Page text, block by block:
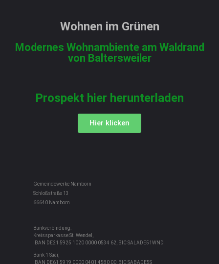
Wohnen im Grünen
Modernes Wohnambiente am Waldrand
von Baltersweiler
Prospekt hier herunterladen
Hier klicken
Gemeindewerke Namborn
Schloßstraße 13
66640 Namborn
Bankverbindung:
Kreissparkasse St. Wendel,
IBAN DE21 5925 1020 0000 0534 62, BIC SALADE51WND
Bank 1 Saar,
IBAN DE61 5919 0000 0401 4580 00, BIC SABADE5S